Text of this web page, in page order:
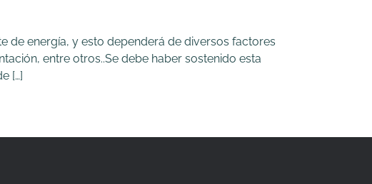
de energía, y esto dependerá de diversos factores
entre otros..Se debe haber sostenido esta
[…]